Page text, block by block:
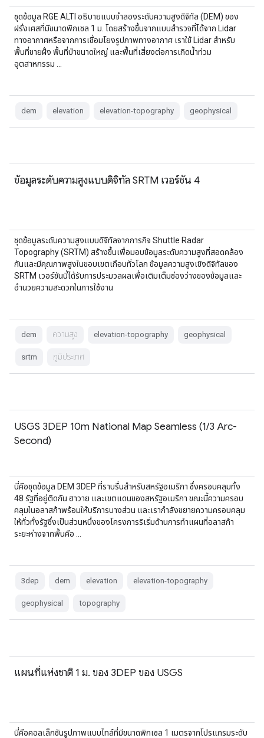
ชุดข้อมูล RGE ALTI อธิบายแบบจำลองระดับความสูงดิจิทัล (DEM) ของ
ฝรั่งเศสที่มีขนาดพิกเซล 1 ม. โดยสร้างขึ้นจากแบบสำรวจที่ได้จาก Lidar
ทางอากาศหรือจากการเชื่อมโยงรูปภาพทางอากาศ เราใช้ Lidar สำหรับ
พื้นที่ชายฝั่ง พื้นที่ป่าขนาดใหญ่ และพื้นที่เสี่ยงต่อการเกิดน้ำท่วม
อุตสาหกรรม …
dem elevation elevation-topography geophysical
ข้อมูลระดับความสูงแบบดิจิทัล SRTM เวอร์ชัน 4
ชุดข้อมูลระดับความสูงแบบดิจิทัลจากภารกิจ Shuttle Radar
Topography (SRTM) สร้างขึ้นเพื่อมอบข้อมูลระดับความสูงที่สอดคล้อง
กันและมีคุณภาพสูงในขอบเขตเกือบทั่วโลก ข้อมูลความสูงเชิงดิจิทัลของ
SRTM เวอร์ชันนี้ได้รับการประมวลผลเพื่อเติมเต็มช่องว่างของข้อมูลและ
อำนวยความสะดวกในการใช้งาน
dem ความสูง elevation-topography geophysical
srtm ภูมิประเทศ
USGS 3DEP 10m National Map Seamless (1/3 Arc-
Second)
นี่คือชุดข้อมูล DEM 3DEP ที่ราบรื่นสำหรับสหรัฐอเมริกา ซึ่งครอบคลุมทั้ง
48 รัฐที่อยู่ติดกัน ฮาวาย และเขตแดนของสหรัฐอเมริกา ขณะนี้ความครอบ
คลุมในอลาสก้าพร้อมให้บริการบางส่วน และเรากำลังขยายความครอบคลุม
ให้ทั่วทั้งรัฐซึ่งเป็นส่วนหนึ่งของโครงการริเริ่มด้านการทำแผนที่อลาสก้า
ระยะห่างจากพื้นคือ …
3dep dem elevation elevation-topography
geophysical topography
แผนที่แห่งชาติ 1 ม. ของ 3DEP ของ USGS
นี่คือคอลเล็กชันรูปภาพแบบไทล์ที่มีขนาดพิกเซล 1 เมตรจากโปรแกรมระดับ